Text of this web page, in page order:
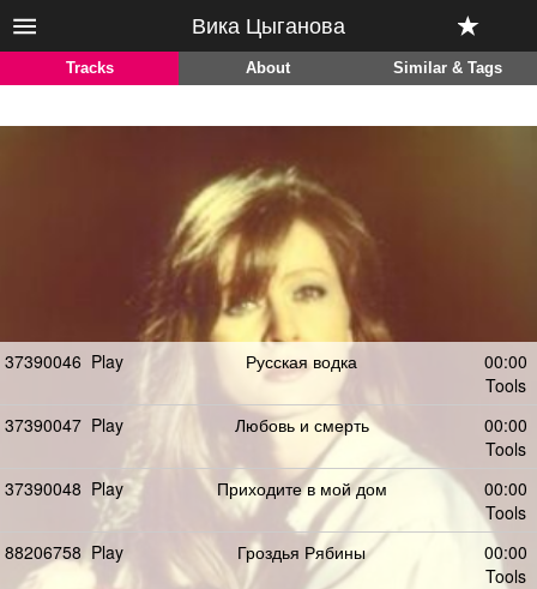
Вика Цыганова
Tracks About Similar & Tags
37390046 Play Русская водка
00:00
Tools
37390047 Play Любовь и смерть
00:00
Tools
37390048 Play Приходите в мой дом
00:00
Tools
88206758 Play Гроздья Рябины
00:00
Tools